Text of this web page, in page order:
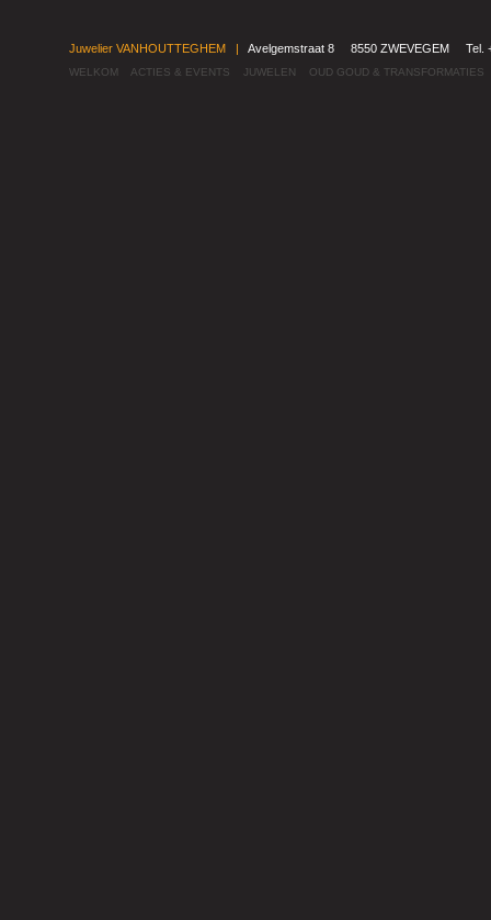
Juwelier VANHOUTTEGHEM | Avelgemstraat 8 8550 ZWEVEGEM
WELKOM ACTIES & EVENTS JUWELEN OUD GOUD & TRANSFORMATIES